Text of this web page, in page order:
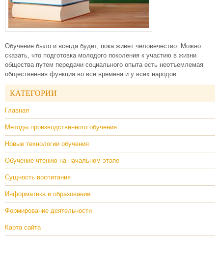
Обучение было и всегда будет, пока живет человечество. Можно
сказать, что подготовка молодого поколения к участию в жизни
общества путем передачи социального опыта есть неотъемлемая
общественная функция во все времена и у всех народов.
КАТЕГОРИИ
Главная
Методы производственного обучения
Новые технологии обучения
Обучение чтению на начальном этапе
Сущность воспитания
Информатика и образование
Формирование деятельности
Карта сайта